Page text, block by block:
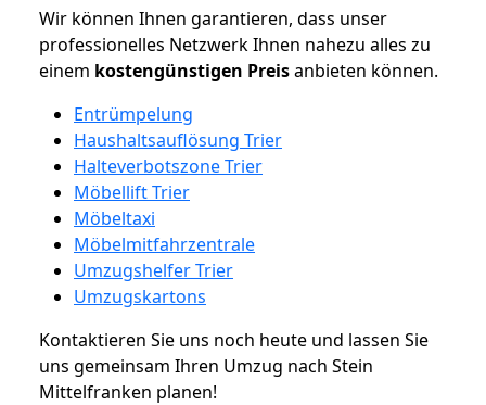
Wir können Ihnen garantieren, dass unser
professionelles Netzwerk Ihnen nahezu alles zu
einem kostengünstigen Preisanbieten können.
Entrümpelung
Haushaltsauflösung Trier
Halteverbotszone Trier
Möbellift Trier
Möbeltaxi
Möbelmitfahrzentrale
Umzugshelfer Trier
Umzugskartons
Kontaktieren Sie uns noch heute und lassen Sie
uns gemeinsam Ihren Umzug nach Stein
Mittelfranken planen!